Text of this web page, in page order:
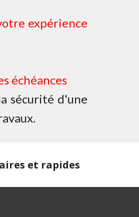
expérience
échéances
sécurité d'une
et rapides